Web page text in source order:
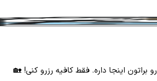
رو براتون اینجا داره. فقط کافیه رزرو کنی! 🏡